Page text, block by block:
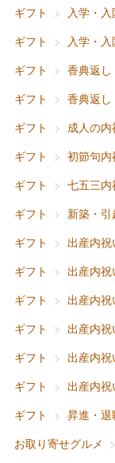
ギフト
入学・
ギフト
入学・
ギフト
香典返し
ギフト
香典返し
ギフト
成人の
ギフト
初節句内
ギフト
七五三内
ギフト
新築・
ギフト
出産内祝
ギフト
出産内祝
ギフト
出産内祝
ギフト
出産内祝
ギフト
出産内祝
ギフト
出産内祝
ギフト
昇進・
お取り寄せグルメ
バ